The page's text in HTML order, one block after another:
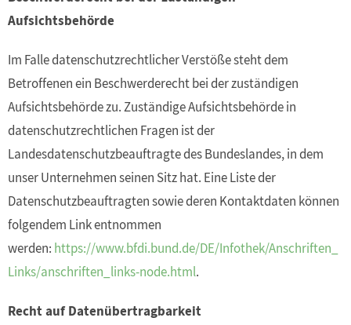
Aufsichtsbehörde
Im Falle datenschutzrechtlicher Verstöße steht dem
Betroffenen ein Beschwerderecht bei der zuständigen
Aufsichtsbehörde zu. Zuständige Aufsichtsbehörde in
datenschutzrechtlichen Fragen ist der
Landesdatenschutzbeauftragte des Bundeslandes, in dem
unser Unternehmen seinen Sitz hat. Eine Liste der
Datenschutzbeauftragten sowie deren Kontaktdaten können
folgendem Link entnommen
werden: https://www.bfdi.bund.de/DE/Infothek/Anschriften_
Links/anschriften_links-node.html.
Recht auf Datenübertragbarkeit